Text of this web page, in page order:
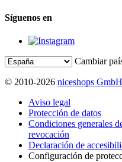
Síguenos en
Cambiar
© 2010-2026 niceshops GmbH
Aviso legal
Protección de datos
Condiciones generales
revocación
Declaración de
Configuración de